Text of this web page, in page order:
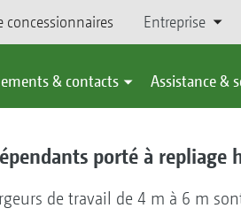
concessionnaires Entreprise
& contacts Assistance &
porté à repliage
de travail de 4 m à 6 m